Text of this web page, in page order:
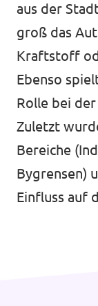
aus der
groß das
Kraftstoff
Ebenso
Rolle bei
Zuletzt
Bereiche
Bygrensen)
Einfluss auf